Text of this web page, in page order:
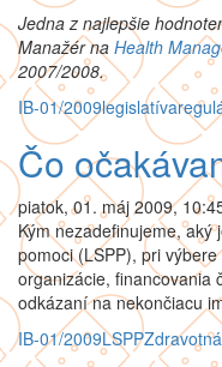
Jedna z najlepšie
Manažér na Health
2007/2008.
IB-01/2009legislatíva
Čo
piatok, 01. máj 2009,
Kým nezadefinujeme, aký
pomoci (LSPP), pri
organizácie, financovania
odkázaní na nekončiacu
IB-01/2009LSPP